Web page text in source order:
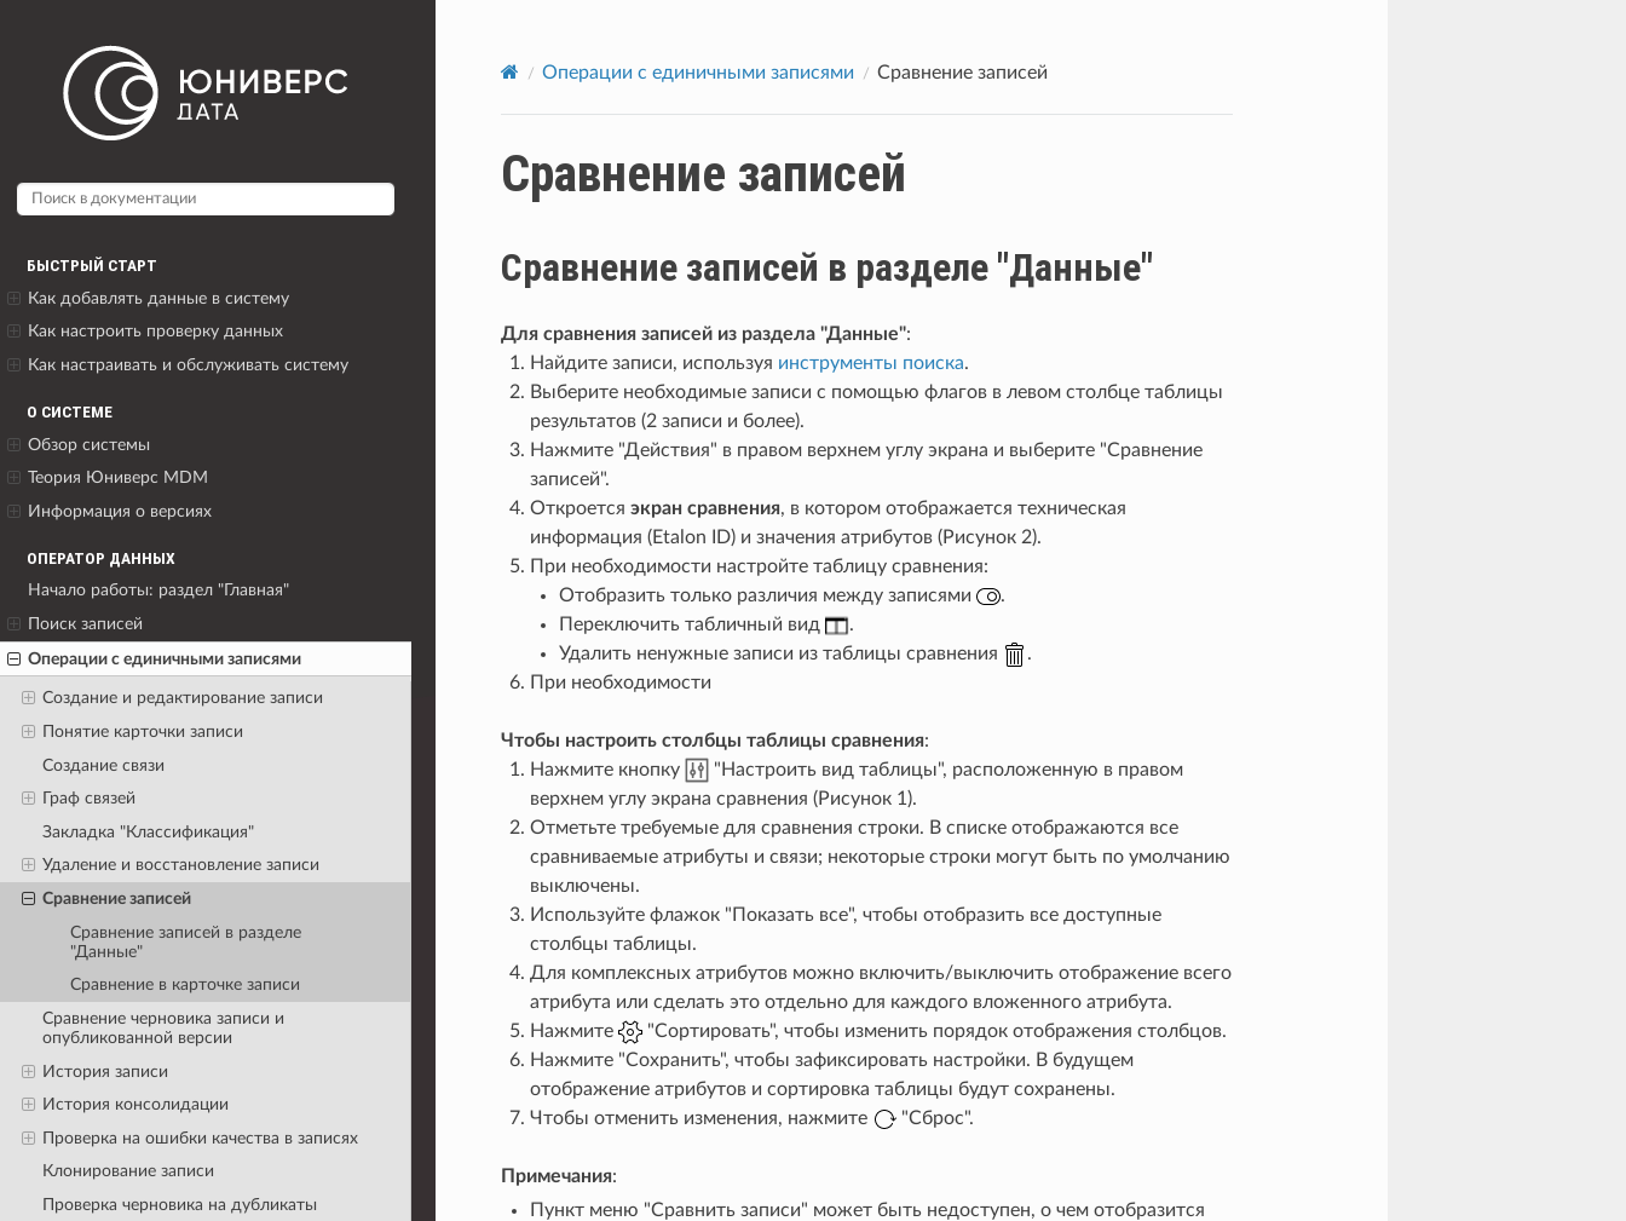
БЫСТРЫЙ СТАРТ
Как добавлять данные в систему
Как настроить проверку данных
Как настраивать и обслуживать систему
О СИСТЕМЕ
Обзор системы
Теория Юниверс MDM
Информация о версиях
ОПЕРАТОР ДАННЫХ
Начало работы: раздел "Главная"
Поиск записей
Операции с единичными записями
Создание и редактирование записи
Понятие карточки записи
Создание связи
Граф связей
Закладка "Классификация"
Удаление и восстановление записи
Сравнение записей
Сравнение записей в разделе
"Данные"
Сравнение в карточке записи
Сравнение черновика записи и
опубликованной версии
История записи
История консолидации
Проверка на ошибки качества в записях
Клонирование записи
Проверка черновика на дубликаты
Операции с единичными записями Сравнение записей
Сравнение записей
Сравнение записей в разделе "Данные"
Для сравнения записей из раздела "Данные":
Найдите записи, используя инструменты поиска.
Выберите необходимые записи с помощью флагов в левом столбце таблицы
результатов (2 записи и более).
Нажмите "Действия" в правом верхнем углу экрана и выберите "Сравнение
записей".
Откроетсяэкран сравнения, в котором отображается техническая
информация (Etalon ID) и значения атрибутов (Рисунок 2).
При необходимости настройте таблицу сравнения:
Отобразить только различия между записями
.
Переключить табличный вид
.
Удалить ненужные записи из таблицы сравнения
.
При необходимости
Чтобы настроить столбцы таблицы сравнения:
Нажмите кнопку
"Настроить вид таблицы", расположенную в правом
верхнем углу экрана сравнения (Рисунок 1).
Отметьте требуемые для сравнения строки. В списке отображаются все
сравниваемые атрибуты и связи; некоторые строки могут быть по умолчанию
выключены.
Используйте флажок "Показать все", чтобы отобразить все доступные
столбцы таблицы.
Для комплексных атрибутов можно включить/выключить отображение всего
атрибута или сделать это отдельно для каждого вложенного атрибута.
Нажмите
"Сортировать", чтобы изменить порядок отображения столбцов.
Нажмите "Сохранить", чтобы зафиксировать настройки. В будущем
отображение атрибутов и сортировка таблицы будут сохранены.
Чтобы отменить изменения, нажмите
"Сброс".
Примечания:
Пункт меню "Сравнить записи" может быть недоступен, о чем отобразится